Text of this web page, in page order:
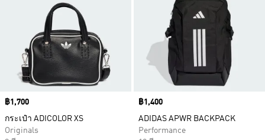
Price
฿1,700
กระเป๋า ADICOLOR XS
Originals
Price
฿1,400
ADIDAS APWR BACKPACK
Performance